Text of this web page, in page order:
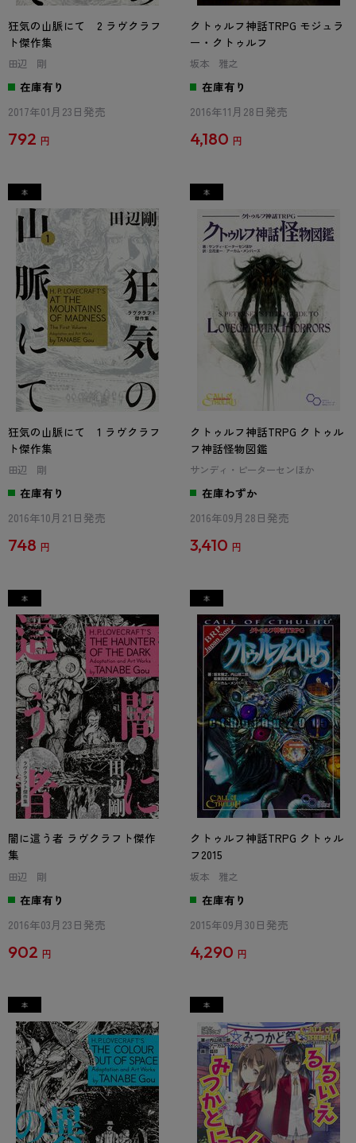
狂気の山脈にて 2 ラヴクラフ
ト傑作集
田辺 剛
在庫有り
2017年01月23日発売
792 円
クトゥルフ神話TRPG モジュラ
ー・クトゥルフ
坂本 雅之
在庫有り
2016年11月28日発売
4,180 円
狂気の山脈にて 1 ラヴクラフ
ト傑作集
田辺 剛
在庫有り
2016年10月21日発売
748 円
クトゥルフ神話TRPG クトゥル
フ神話怪物図鑑
サンディ・ピーターセンほか
在庫わずか
2016年09月28日発売
3,410 円
闇に這う者 ラヴクラフト傑作
集
田辺 剛
在庫有り
2016年03月23日発売
902 円
クトゥルフ神話TRPG クトゥル
フ2015
坂本 雅之
在庫有り
2015年09月30日発売
4,290 円